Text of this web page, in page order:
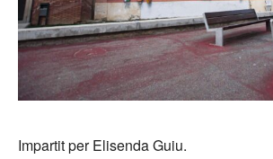
Impartit per Elisenda Guiu.